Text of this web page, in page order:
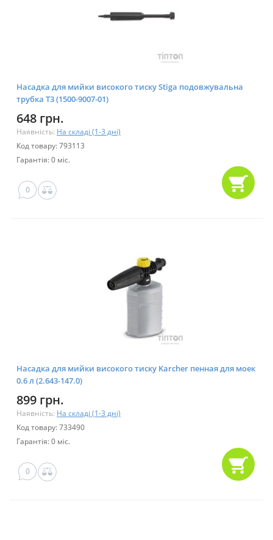
Насадка для мийки високого тиску Stiga подовжувальна
трубка T3 (1500-9007-01)
648 грн.
Наявність: На складі (1-3 дні)
Код товару: 793113
Гарантія: 0 міс.
0
Насадка для мийки високого тиску Karcher пенная для моек
0.6 л (2.643-147.0)
899 грн.
Наявність: На складі (1-3 дні)
Код товару: 733490
Гарантія: 0 міс.
0